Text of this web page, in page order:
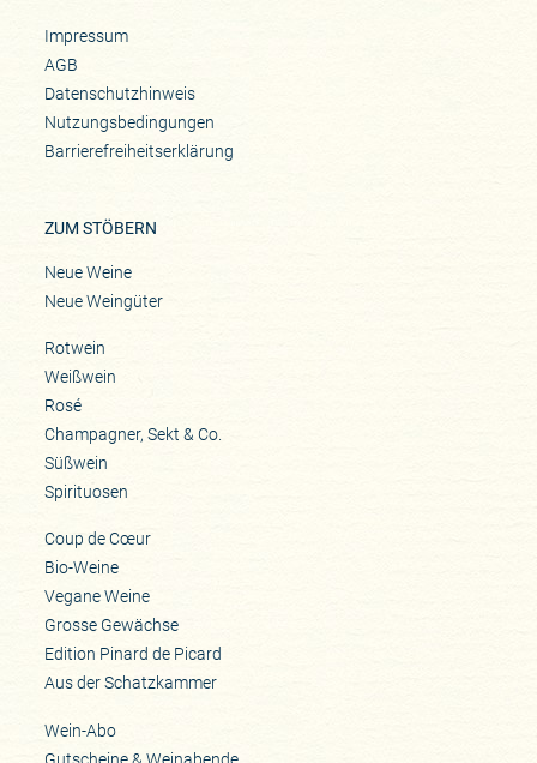
Impressum
AGB
Datenschutzhinweis
Nutzungsbedingungen
Barrierefreiheitserklärung
ZUM STÖBERN
Neue Weine
Neue Weingüter
Rotwein
Weißwein
Rosé
Champagner, Sekt & Co.
Süßwein
Spirituosen
Coup de Cœur
Bio-Weine
Vegane Weine
Grosse Gewächse
Edition Pinard de Picard
Aus der Schatzkammer
Wein-Abo
Gutscheine & Weinabende